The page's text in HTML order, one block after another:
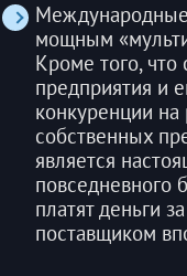
Международные
мощным
Кроме того,
предприятия и
конкуренции на
собственных
является
повседневного
платят деньги
поставщиком